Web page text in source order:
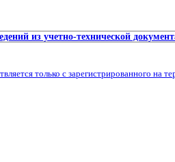
из учетно-технической
только с зарегистрированного на